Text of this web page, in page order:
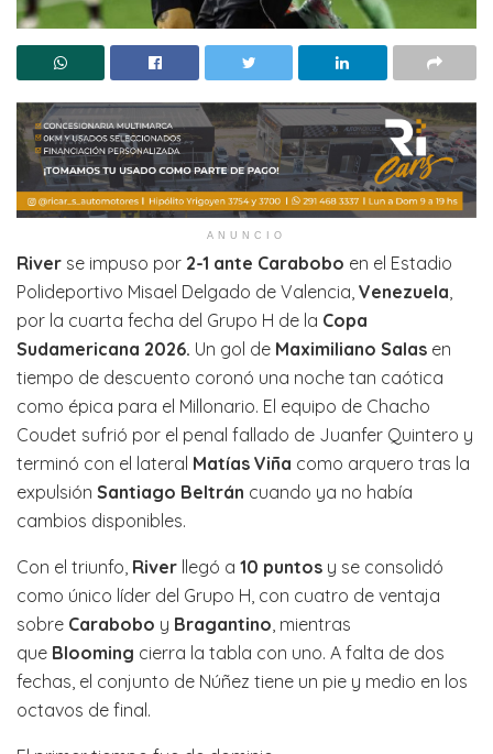
ANUNCIO
River se impuso por 2-1 ante Carabobo en el Estadio
Polideportivo Misael Delgado de Valencia, Venezuela,
por la cuarta fecha del Grupo H de la Copa
Sudamericana 2026. Un gol de Maximiliano Salas en
tiempo de descuento coronó una noche tan caótica
como épica para el Millonario. El equipo de Chacho
Coudet sufrió por el penal fallado de Juanfer Quintero y
terminó con el lateral Matías Viña como arquero tras la
expulsión Santiago Beltrán cuando ya no había
cambios disponibles.
Con el triunfo, River llegó a 10 puntos y se consolidó
como único líder del Grupo H, con cuatro de ventaja
sobre Carabobo y Bragantino, mientras
que Blooming cierra la tabla con uno. A falta de dos
fechas, el conjunto de Núñez tiene un pie y medio en los
octavos de final.